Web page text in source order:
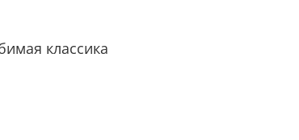
классика